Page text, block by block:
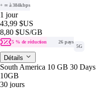
+ ∞ à 384kbps
1 jour
43,99 $US
8,80 $US/GB
5 % de réduction
26 pays
5G
Détails
South America 10 GB 30 Days
10GB
30 jours